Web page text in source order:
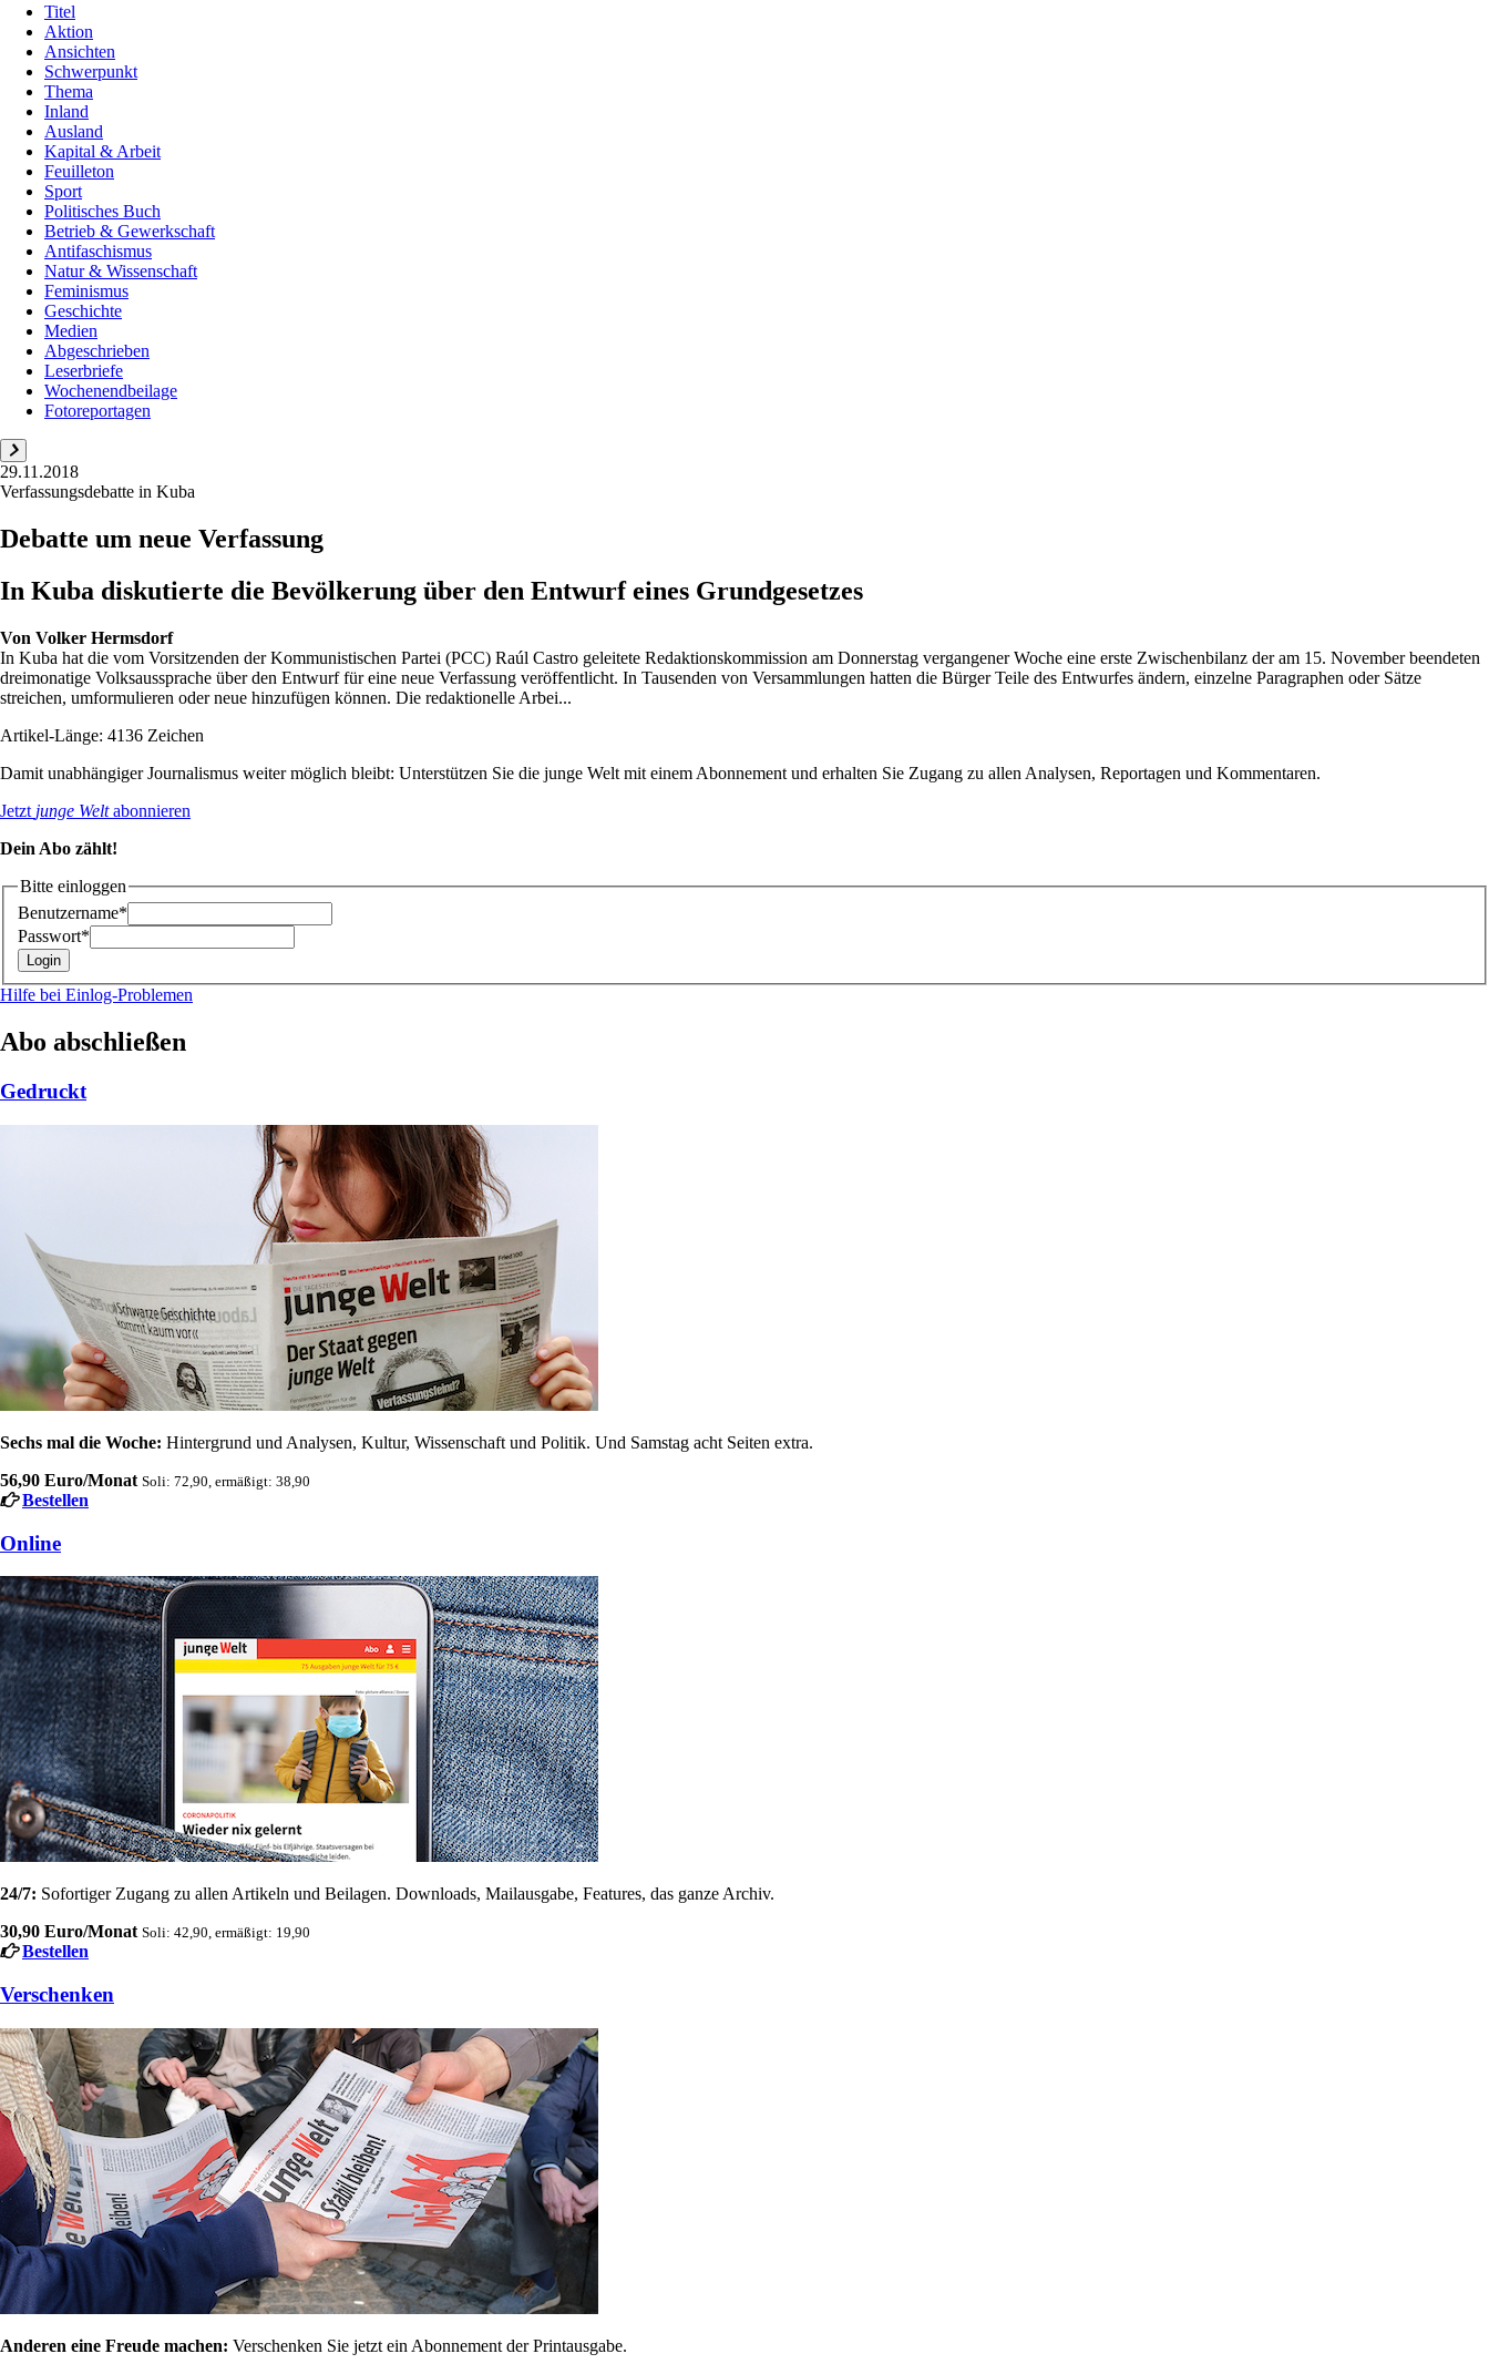
Titel
Aktion
Ansichten
Schwerpunkt
Thema
Inland
Ausland
Kapital & Arbeit
Feuilleton
Sport
Politisches Buch
Betrieb & Gewerkschaft
Antifaschismus
Natur & Wissenschaft
Feminismus
Geschichte
Medien
Abgeschrieben
Leserbriefe
Wochenendbeilage
Fotoreportagen
29.11.2018
Verfassungsdebatte in Kuba
Debatte um neue Verfassung
In Kuba diskutierte die Bevölkerung über den Entwurf eines Grundgesetzes
Von Volker Hermsdorf
In Kuba hat die vom Vorsitzenden der Kommunistischen Partei (PCC) Raúl Castro geleitete Redaktionskommission am Donnerstag vergangener Woche eine erste Zwischenbilanz der am 15. November beendeten
dreimonatige Volksaussprache über den Entwurf für eine neue Verfassung veröffentlicht. In Tausenden von Versammlungen hatten die Bürger Teile des Entwurfes ändern, einzelne Paragraphen oder Sätze
streichen, umformulieren oder neue hinzufügen können. Die redaktionelle Arbei...
Artikel-Länge: 4136 Zeichen
Damit unabhängiger Journalismus weiter möglich bleibt: Unterstützen Sie die junge Welt mit einem Abonnement und erhalten Sie Zugang zu allen Analysen, Reportagen und Kommentaren.
Jetzt junge Weltabonnieren
Dein Abo zählt!
Bitte einloggen
Benutzername*
Passwort*
Hilfe bei Einlog-Problemen
Abo abschließen
Gedruckt
Sechs mal die Woche: Hintergrund und Analysen, Kultur, Wissenschaft und Politik. Und Samstag acht Seiten extra.
56,90 Euro/Monat Soli: 72,90, ermäßigt: 38,90
Bestellen
Online
24/7: Sofortiger Zugang zu allen Artikeln und Beilagen. Downloads, Mailausgabe, Features, das ganze Archiv.
30,90 Euro/Monat Soli: 42,90, ermäßigt: 19,90
Bestellen
Verschenken
Anderen eine Freude machen: Verschenken Sie jetzt ein Abonnement der Printausgabe.